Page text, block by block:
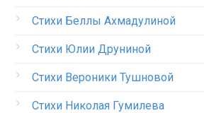
Стихи Беллы Ахмадулиной
Стихи Юлии Друниной
Стихи Вероники Тушновой
Стихи Николая Гумилева